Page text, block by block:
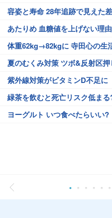
容姿と寿命 28年追跡で見えた差
あたりめ 血糖値を上げない理由
体重62kg→82kgに 寺田心の生
夏のむくみ対策 ツボ&反射区押
紫外線対策がビタミンD不足に
緑茶を飲むと死亡リスク低ま
ヨーグルト いつ食べたらいい?